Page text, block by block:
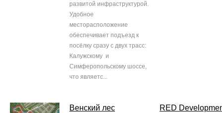
развитой инфраструктурой.
Удобное
месторасположение
обеспечивает подъезд к
посёлку сразу с двух трасс:
Калужскому и
Симферопольскому шоссе,
что являетс...
Венский лес RED